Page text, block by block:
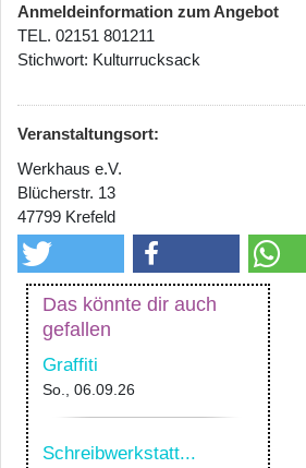
Anmeldeinformation zum Angebot
TEL. 02151 801211
Stichwort: Kulturrucksack
Veranstaltungsort:
Werkhaus e.V.
Blücherstr. 13
47799 Krefeld
Das könnte dir auch
gefallen
Graffiti
So., 06.09.26
Schreibwerkstatt...